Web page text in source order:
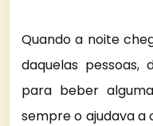
Quando a noite
daquelas pessoas,
para beber
sempre o ajudava a